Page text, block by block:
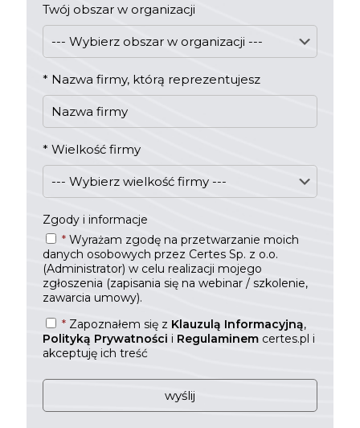
Twój obszar w organizacji
* Nazwa firmy, którą reprezentujesz
* Wielkość firmy
Zgody i informacje
* Wyrażam zgodę na przetwarzanie moich
danych osobowych przez Certes Sp. z o.o.
(Administrator) w celu realizacji mojego
zgłoszenia (zapisania się na webinar / szkolenie,
zawarcia umowy).
* Zapoznałem się z Klauzulą Informacyjną,
Polityką Prywatności i Regulaminem certes.pl i
akceptuję ich treść